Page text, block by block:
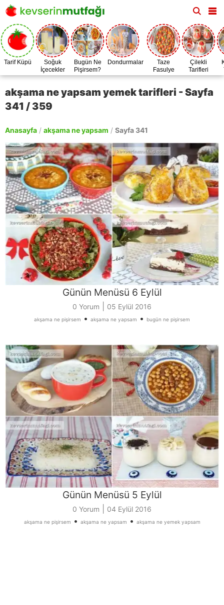
Tarif Küpü
Soğuk
İçecekler
Bugün Ne
Pişirsem?
Dondurmalar
Taze
Fasulye
Zamanı
Çilekli
Tarifleri
akşama ne yapsam yemek tarifleri - Sayfa
341 / 359
Anasayfa / akşama ne yapsam / Sayfa 341
Günün Menüsü 6 Eylül
0 Yorum 05 Eylül 2016
akşama ne pişirsem • akşama ne yapsam • bugün ne pişirsem
Günün Menüsü 5 Eylül
0 Yorum 04 Eylül 2016
akşama ne pişirsem • akşama ne yapsam • akşama ne yemek yapsam